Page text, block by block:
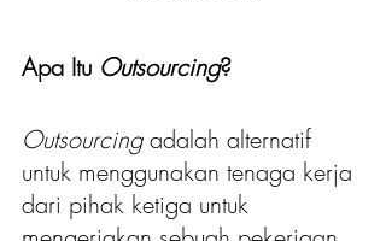
Apa Itu Outsourcing?
Outsourcing adalah alternatif
untuk menggunakan tenaga kerja
dari pihak ketiga untuk